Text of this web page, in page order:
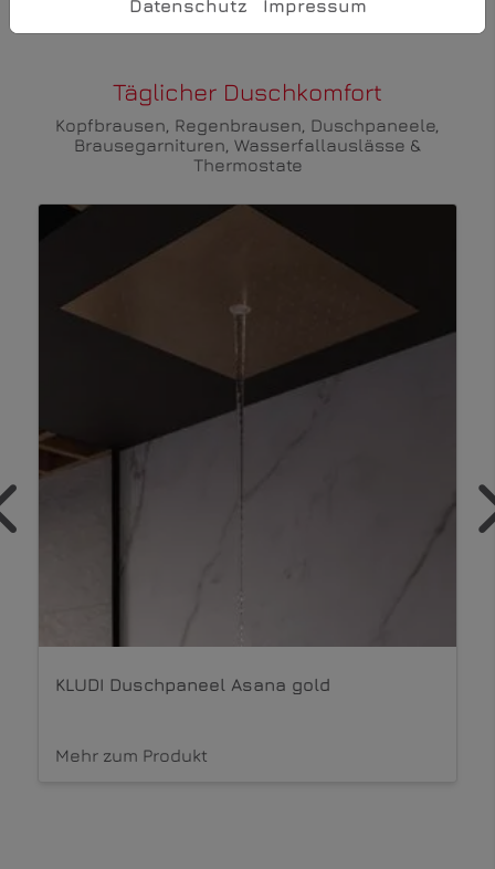
Täglicher Duschkomfort
Kopfbrausen, Regenbrausen, Duschpaneele,
Brausegarnituren, Wasserfallauslässe &
Thermostate
KLUDI Duschpaneel Asana Wellness gold
Mehr zum Produkt
Datenschutz Impressum